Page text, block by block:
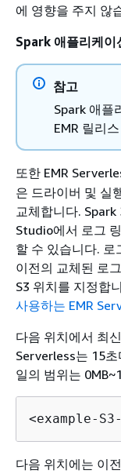
에 영향을 주지 않
Spark 애플리케이
참고
Spark 애플
EMR 릴리
또한 EMR
은 드라이버 및 실
교체합니다. Spark
Studio에서 로그
할 수 있습니다. 로
이전의 교체된 로
S3 위치를 지정합
사용하는 EMR
다음 위치에서 최
Serverless는 15
일의 범위는
<example-
다음 위치에는 이